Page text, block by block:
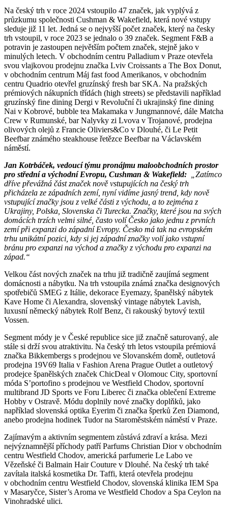
Na český trh v roce 2024 vstoupilo 47 značek, jak vyplývá z
průzkumu společnosti Cushman & Wakefield, která nové vstupy
sleduje již 11 let. Jedná se o nejvyšší počet značek, který na česky
trh vstoupil, v roce 2023 se jednalo o 39 značek. Segment F&B a
potravin je zastoupen největším počtem značek, stejně jako v
minulých letech. V obchodním centru Palladium v Praze otevřela
svou vlajkovou prodejnu značka Lviv Croissants a The Box Donut,
v obchodním centrum Máj fast food Amerikanos, v obchodním
centru Quadrio otevřel gruzínský fresh bar SKA. Na pražských
prémiových nákupních třídách (high streets) se představili například
gruzínský fine dining Dergi v Revoluční či ukrajinský fine dining
Nai v Kobrové, bubble tea Makamaka v Jungmannové, dále Matcha
Crew v Rumunské, bar Nalyvky zi Lvova v Trojanové, prodejna
olivových olejů z Francie Oliviers&Co v Dlouhé, či Le Petit
Beefbar známého steakhouse řetězce Beefbar na Václavském
náměstí.
Jan Kotrbáček, vedoucí týmu pronájmu maloobchodních prostor
pro střední a východní Evropu, Cushman & Wakefield: „Zatímco
dříve převážná část značek nově vstupujících na český trh
přicházela ze západních zemí, nyní vidíme jasný trend, kdy nově
vstupující značky jsou z velké části z východu, a to zejména z
Ukrajiny, Polska, Slovenska či Turecka. Značky, které jsou na svých
domácích trzích velmi silné, často volí Česko jako jednu z prvních
zemí při expanzi do západní Evropy. Česko má tak na evropském
trhu unikátní pozici, kdy si jej západní značky volí jako vstupní
bránu pro expanzi na východ a značky z východu pro expanzi na
západ.“
Velkou část nových značek na trhu již tradičně zaujímá segment
domácnosti a nábytku. Na trh vstoupila známá značka designových
spotřebičů SMEG z Itálie, dekorace Eyemazy, španělský nábytek
Kave Home či Alexandra, slovenský vintage nábytek Lavish,
luxusní německý nábytek Rolf Benz, či rakouský bytový textil
Vossen.
Segment módy je v České republice sice již značně saturovaný, ale
stále si drží svou atraktivitu. Na český trh letos vstoupila prémiová
značka Bikkembergs s prodejnou ve Slovanském domě, outletová
prodejna 19V69 Italia v Fashion Arena Prague Outlet a outletový
prodejce španělských značek ChicDeal v Olomouc City, sportovní
móda S’portofino s prodejnou ve Westfield Chodov, sportovní
multibrand JD Sports ve Foru Liberec či značka oblečení Extreme
Hobby v Ostravě. Módu doplnily nové značky doplňků, jako
například slovenská optika Eyerim či značka šperků Zen Diamond,
anebo prodejna hodinek Tudor na Staroměstském náměstí v Praze.
Zajímavým a aktivním segmentem zůstává zdraví a krása. Mezi
nejvýznamnější příchody patří Parfums Christian Dior v obchodním
centru Westfield Chodov, americká parfumerie Le Labo ve
Vězeňské či Balmain Hair Couture v Dlouhé. Na český trh také
zavítala italská kosmetika Dr. Taffi, která otevřela prodejnu
v obchodním centru Westfield Chodov, slovenská klinika IEM Spa
v Masaryčce, Sister’s Aroma ve Westfield Chodov a Spa Ceylon na
Vinohradské ulici.